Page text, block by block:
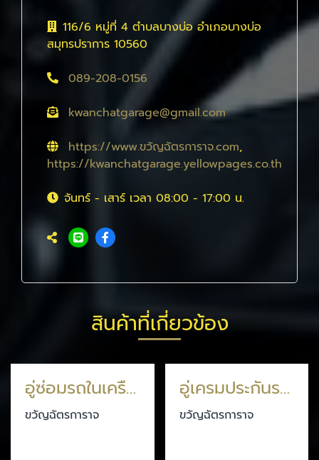
116/6 หมู่ที่ 4 ตำบลบางบ่อ อำเภอบางบ่อ
สมุทรปราการ 10560
089-208-0156
kwanchatgarage@gmail.com
https://www.ขวัญฉัตรการาจ.com,
https://kwanchatgarage.yellowpages.co.th
จันทร์ - เสาร์ เวลา 08:00 - 17:00 น.
สินค้าที่เกี่ยวข้อง
อู่ซ่อมรถในเครือประกันรู้ใจ
ขวัญฉัตรการาจ
อู่เครมประกันรถยนต์ในเครือนวกิจ
ขวัญฉัตรการาจ